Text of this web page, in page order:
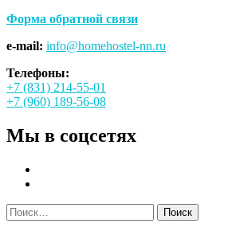
Форма обратной связи
e-mail: info@homehostel-nn.ru
Телефоны:
+7 (831) 214-55-01
+7 (960) 189-56-08
Мы в соцсетях
Найти: